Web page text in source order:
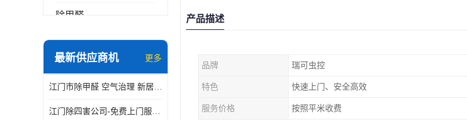
除甲醛
最新供应商机 更多
江门市除甲醛 空气治理 新居除异味 除苯 装修后异味清除
江门除四害公司-免费上门服务-随叫随到
产品描述
品牌 瑞可虫控
特色 快速上门、安全高效
服务价格 按照平米收费